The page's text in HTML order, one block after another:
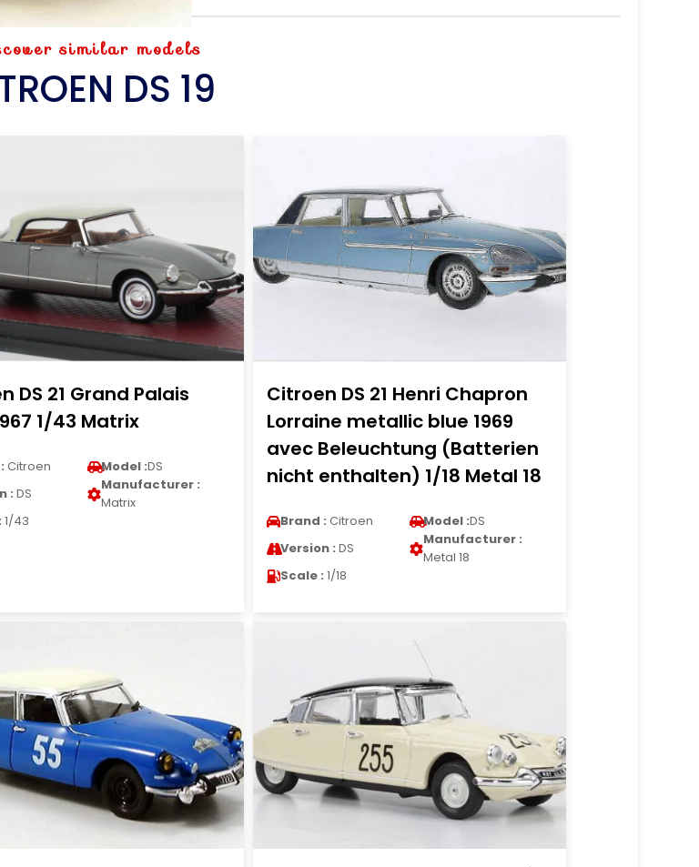
similar models
DS 19
DS 21 Grand Palais
1/43 Matrix
Citroen Model :DS
: DS
Manufacturer :
Matrix
1/43
Citroen DS 21 Henri Chapron
Lorraine metallic blue 1969
avec Beleuchtung (Batterien
nicht enthalten) 1/18 Metal 18
Brand : Citroen Model :DS
Version : DS
Manufacturer :
Metal 18
Scale : 1/18